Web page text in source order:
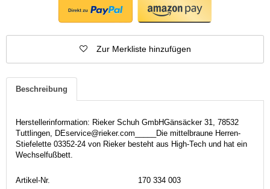
Zur Merkliste hinzufügen
Beschreibung
Herstellerinformation: Rieker Schuh GmbHGänsäcker 31, 78532
Tuttlingen, DEservice@rieker.com_____Die mittelbraune Herren-
Stiefelette 03352-24 von Rieker besteht aus High-Tech und hat ein
Wechselfußbett.
Artikel-Nr.
170 334 003